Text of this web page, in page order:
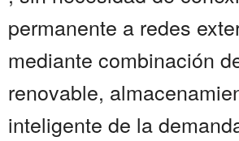
permanente a redes
mediante combinación
renovable,
inteligente de la